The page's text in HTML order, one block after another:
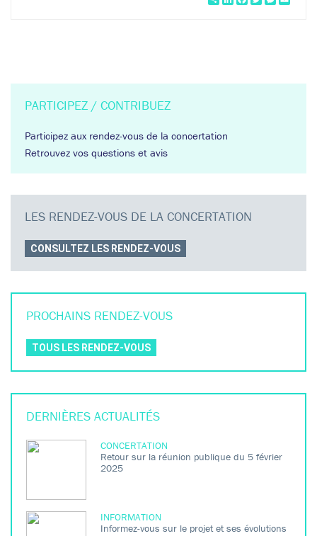
PARTICIPEZ / CONTRIBUEZ
Participez aux rendez-vous de la concertation
Retrouvez vos questions et avis
LES RENDEZ-VOUS DE LA CONCERTATION
CONSULTEZ LES RENDEZ-VOUS
PROCHAINS RENDEZ-VOUS
TOUS LES RENDEZ-VOUS
DERNIÈRES ACTUALITÉS
CONCERTATION
Retour sur la réunion publique du 5 février
2025
INFORMATION
Informez-vous sur le projet et ses évolutions